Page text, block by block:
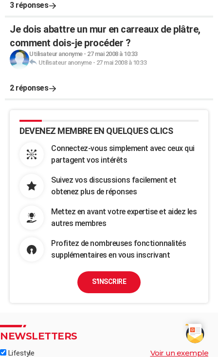
3 réponses
Je dois abattre un mur en carreaux de plâtre,
comment dois-je procéder ?
Utilisateur anonyme- 27 mai 2008 à 10:33
Utilisateur anonyme- 27 mai 2008 à 10:33
2 réponses
DEVENEZ MEMBRE EN QUELQUES CLICS
Connectez-vous simplement avec ceux qui
partagent vos intérêts
Suivez vos discussions facilement et
obtenez plus de réponses
Mettez en avant votre expertise et aidez les
autres membres
Profitez de nombreuses fonctionnalités
supplémentaires en vous inscrivant
S'INSCRIRE
NEWSLETTERS
Lifestyle Voir un exemple